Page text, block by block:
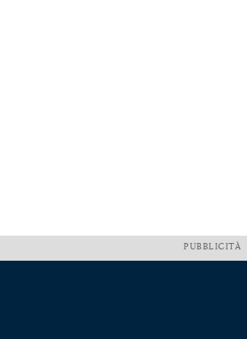
PUBBLICITÀ